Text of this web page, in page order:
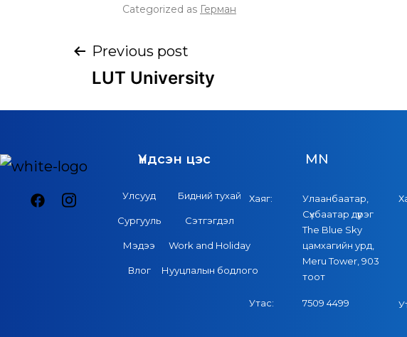
Categorized as Герман
Previous post
LUT University
Үндсэн цэс
Улсууд Бидний тухай
Сургууль Сэтгэгдэл
Мэдээ Work and Holiday
Влог Нууцлалын бодлого
MN
Хаяг:
Улаанбаатар,
Сүхбаатар дүүрэг
The Blue Sky
цамхагийн урд,
Meru Tower, 903
тоот
Утас: 7509 4499